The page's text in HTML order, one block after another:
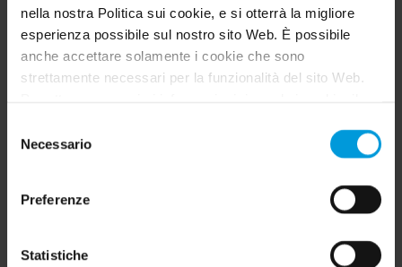
nella nostra Politica sui cookie, e si otterrà la migliore
esperienza possibile sul nostro sito Web. È possibile
anche accettare solamente i cookie che sono
strettamente necessari per la funzionalità del sito Web.
dettagli”.
Per quanto riguarda i cookie, il consenso dell’utente si
sottodomini
. Per i cookie di Google, è inoltre possibile
Analytics visitando questo indirizzo:
delNecessario
Preferenze
Statistiche
Sinossi video
Revisione video accelerata basata sul riconoscimento
degli oggetti e sugli avvisi intelligenti
SOMIGLIANZA
In base alle caratteristiche della persona, compresa
Basato sul colore
CLASSE